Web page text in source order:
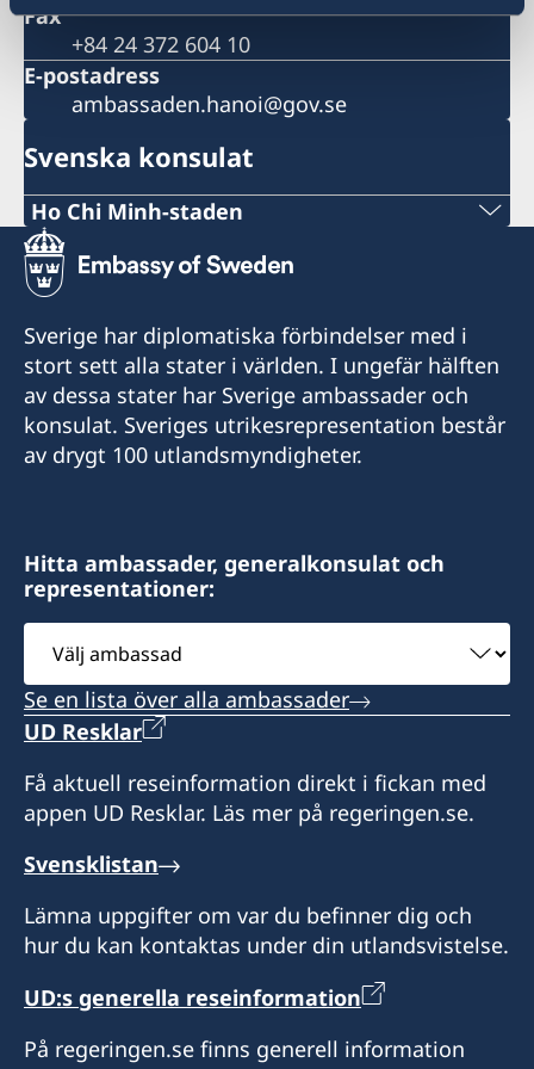
Fax
+84 24 372 604 10
E-postadress
ambassaden.hanoi@gov.se
Svenska konsulat
Ho Chi Minh-staden
Tel:
+84 (0) 327 918 988
E-post:
honoraryconsulateswedenhcmc@gmail.com
Honorary Consulate General of Sweden
Besökstider (endast tidsbokning):
Måndag- fredag kl. 10:00-11:30
Tisdag - torsdag kl. 13:30-15:30
Telefontid:
Måndag, torsdag och fredag kl. 10:00-11:30
Måndag: 13:30-15:30
Konsulatet tar emot och hanterar konsulära
utlämnande av svenska pass och körkort för
svenska medborgare. Konsulatet utfärdar även
provisoriska pass för enkelresa till Sverige.
Honorär generalkonsul
Sverige har diplomatiska förbindelser med i
stort sett alla stater i världen. I ungefär hälften
av dessa stater har Sverige ambassader och
konsulat. Sveriges utrikesrepresentation består
av drygt 100 utlandsmyndigheter.
Hitta ambassader, generalkonsulat och
representationer:
Välj
ambassad
Se en lista över alla ambassader
UD Resklar
Få aktuell reseinformation direkt i fickan med
appen UD Resklar. Läs mer på regeringen.se.
Svensklistan
Lämna uppgifter om var du befinner dig och
hur du kan kontaktas under din utlandsvistelse.
UD:s generella reseinformation
På regeringen.se finns generell information